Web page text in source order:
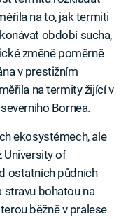
na to, jak termiti
období sucha,
změně poměrně
v prestižním
na termity žijící v
Bornea.
ekosystémech, ale
University of
ostatních půdních
stravu bohatou na
běžně v pralese